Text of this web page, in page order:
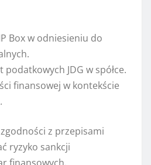
Box w odniesieniu do
JDG w spółce.
finansowej w kontekście
z przepisami
ryzyko sankcji